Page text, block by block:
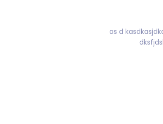
as d